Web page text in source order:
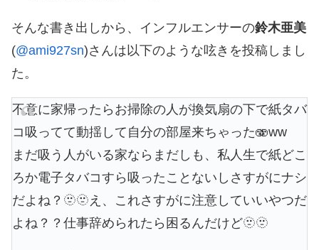
そんな書き出しから、インフルエンサーの鈴木亜美
(@ami927sn)さんは以下のような呟きを投稿しまし
た。
不意に家帰ったらお掃除の人が換気扇の下で紙タバ
コ吸ってて動揺して自分の部屋来ちゃった🫨ww
まだ吸う人がいる家ならまだしも、私人生で紙どこ
ろか電子タバコすら吸ったことないしさすがにナシ
だよね？🫥🫥え、これさすがに注意していいやつだ
よね？？仕事辞められたら困るんだけど🫥🫥